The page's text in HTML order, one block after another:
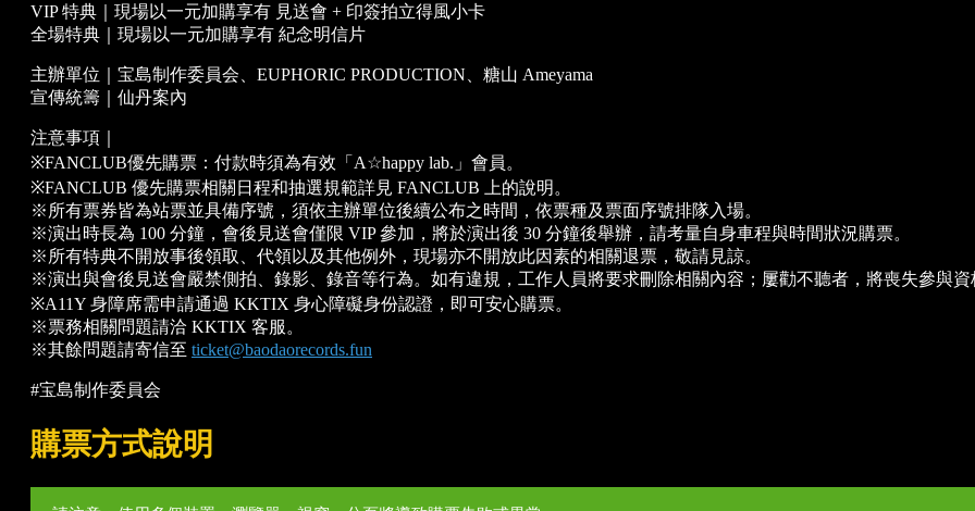
VIP 特典｜現場以一元加購享有 見送會 + 印簽拍立得風小卡
全場特典｜現場以一元加購享有 紀念明信片
主辦單位｜宝島制作委員会、EUPHORIC PRODUCTION、糖山 Ameyama
宣傳統籌｜仙丹案內
注意事項｜
※FANCLUB優先購票：付款時須為有效「A☆happy lab.」會員。
※FANCLUB 優先購票相關日程和抽選規範詳見 FANCLUB 上的說明。
※所有票券皆為站票並具備序號，須依主辦單位後續公布之時間，依票種及票面序號排隊入場。
※演出時長為 100 分鐘，會後見送會僅限 VIP 參加，將於演出後 30 分鐘後舉辦，請考量自身車程與時間狀況購票。
※所有特典不開放事後領取、代領以及其他例外，現場亦不開放此因素的相關退票，敬請見諒。
※演出與會後見送會嚴禁側拍、錄影、錄音等行為。如有違規，工作人員將要求刪除相關內容；屢勸不聽者，將喪失參與資
※A11Y 身障席需申請通過 KKTIX 身心障礙身份認證，即可安心購票。
※票務相關問題請洽 KKTIX 客服。
※其餘問題請寄信至 ticket@baodaorecords.fun
#宝島制作委員会
購票方式說明